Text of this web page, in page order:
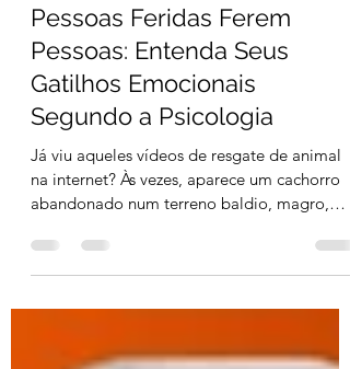
Alessander Raker Stehling
2 min de leitura
Pessoas Feridas Ferem
Pessoas: Entenda Seus
Gatilhos Emocionais
Segundo a Psicologia
Já viu aqueles vídeos de resgate de animal
abandonado num terreno baldio, magro,
sujo,...